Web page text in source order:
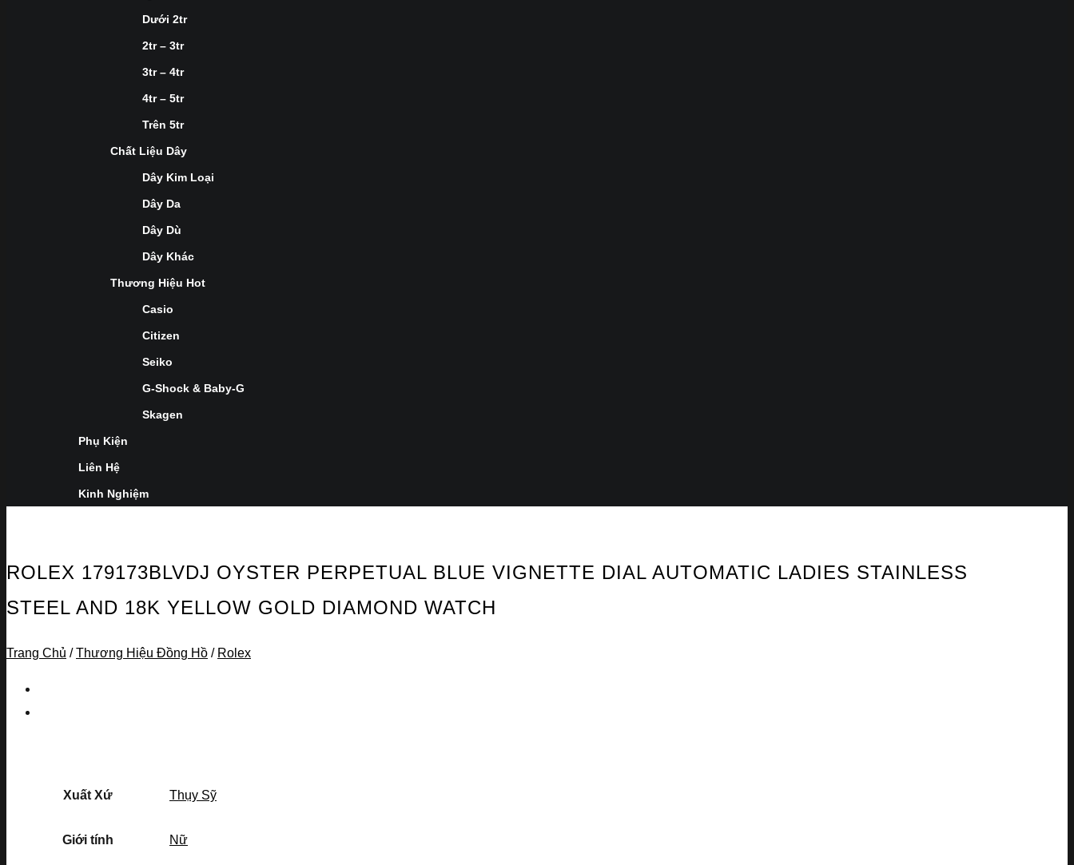
Dưới 2tr
2tr – 3tr
3tr – 4tr
4tr – 5tr
Trên 5tr
Chất Liệu Dây
Dây Kim Loại
Dây Da
Dây Dù
Dây Khác
Thương Hiệu Hot
Casio
Citizen
Seiko
G-Shock & Baby-G
Skagen
Phụ Kiện
Liên Hệ
Kinh Nghiệm
ROLEX 179173BLVDJ OYSTER PERPETUAL BLUE VIGNETTE DIAL AUTOMATIC LADIES STAINLESS
STEEL AND 18K YELLOW GOLD DIAMOND WATCH
Trang Chủ / Thương Hiệu Đồng Hồ / Rolex
Xuất Xứ Thụy Sỹ
Giới tính Nữ